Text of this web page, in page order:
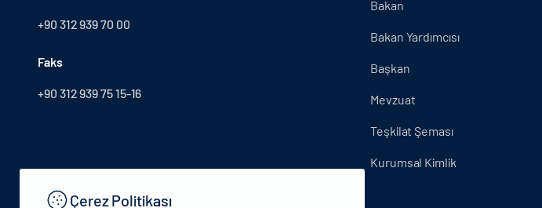
+90 312 939 70 00
Faks
+90 312 939 75 15-16
Bakan
Bakan Yardımcısı
Başkan
Mevzuat
Teşkilat Şeması
Kurumsal Kimlik
Çerez Politikası